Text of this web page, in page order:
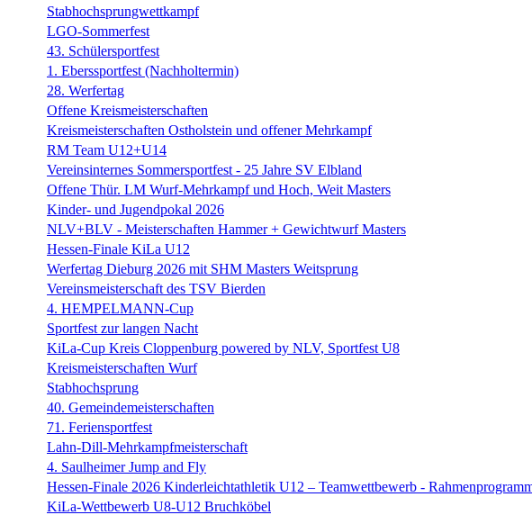
Stabhochsprungwettkampf
LGO-Sommerfest
43. Schülersportfest
1. Eberssportfest (Nachholtermin)
28. Werfertag
Offene Kreismeisterschaften
Kreismeisterschaften Ostholstein und offener Mehrkampf
RM Team U12+U14
Vereinsinternes Sommersportfest - 25 Jahre SV Elbland
Offene Thür. LM Wurf-Mehrkampf und Hoch, Weit Masters
Kinder- und Jugendpokal 2026
NLV+BLV - Meisterschaften Hammer + Gewichtwurf Masters
Hessen-Finale KiLa U12
Werfertag Dieburg 2026 mit SHM Masters Weitsprung
Vereinsmeisterschaft des TSV Bierden
4. HEMPELMANN-Cup
Sportfest zur langen Nacht
KiLa-Cup Kreis Cloppenburg powered by NLV, Sportfest U8
Kreismeisterschaften Wurf
Stabhochsprung
40. Gemeindemeisterschaften
71. Feriensportfest
Lahn-Dill-Mehrkampfmeisterschaft
4. Saulheimer Jump and Fly
Hessen-Finale 2026 Kinderleichtathletik U12 – Teamwettbewerb -
KiLa-Wettbewerb U8-U12 Bruchköbel